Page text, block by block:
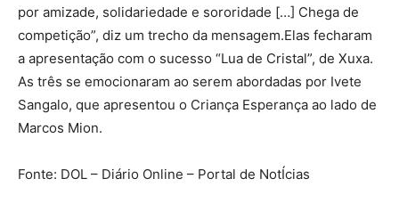
por amizade, solidariedade e sororidade […] Chega de
competição”, diz um trecho da mensagem.Elas fecharam
a apresentação com o sucesso “Lua de Cristal”, de Xuxa.
As três se emocionaram ao serem abordadas por Ivete
Sangalo, que apresentou o Criança Esperança ao lado de
Marcos Mion.
Fonte: DOL – Diário Online – Portal de NotÍcias